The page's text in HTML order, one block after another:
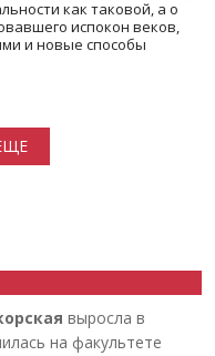
как таковой, а о
испокон веков,
и новые способы
выросла в
на факультете